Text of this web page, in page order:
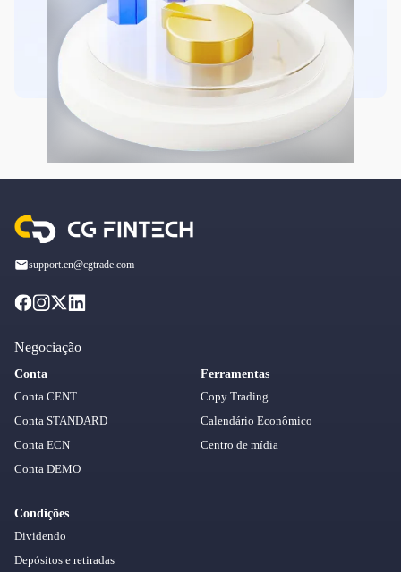
support.en@cgtrade.com
Negociação
Conta
Conta CENT
Conta STANDARD
Conta ECN
Conta DEMO
Condições
Dividendo
Depósitos e retiradas
Ferramentas
Copy Trading
Calendário Econômico
Centro de mídia